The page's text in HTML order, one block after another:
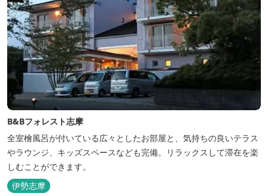
B&Bフォレスト志摩
全室檜風呂が付いている広々としたお部屋と、気持ちの良いテラス
やラウンジ、キッズスペースなども完備。リラックスして滞在を楽
しむことができます。
伊勢志摩